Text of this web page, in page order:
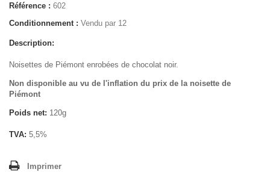
Référence : 602
Conditionnement : Vendu par 12
Description:
Noisettes de Piémont enrobées de chocolat noir.
Non disponible au vu de l'inflation du prix de la noisette de
Piémont
Poids net: 120g
TVA: 5,5%
Imprimer